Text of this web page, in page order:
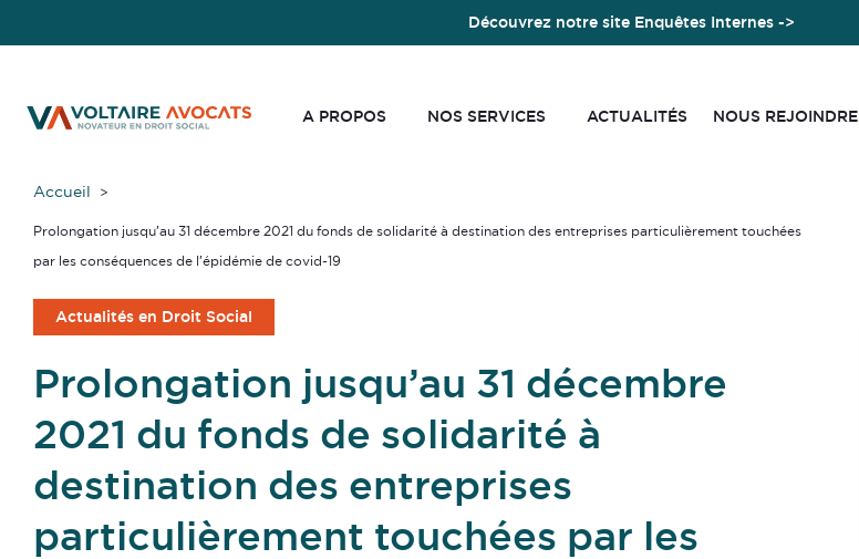
Découvrez notre site Enquêtes Internes ->
A PROPOS NOS SERVICES ACTUALITÉS NOUS REJOINDRE
Accueil
Prolongation jusqu’au 31 décembre 2021 du fonds de solidarité à destination des entreprises particulièrement touchées
par les conséquences de l’épidémie de covid-19
Actualités en Droit Social
Prolongation jusqu’au 31 décembre
2021 du fonds de solidarité à
destination des entreprises
particulièrement touchées par les